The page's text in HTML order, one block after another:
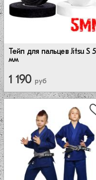
Тейп для пальцев Jitsu S 5
мм
1 190 руб